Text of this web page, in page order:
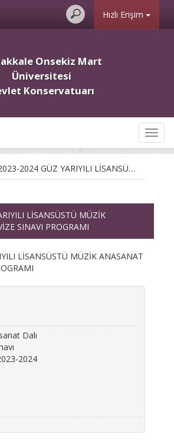
Hızlı Erişim
Onsekiz Mart
Üniversitesi
Konservatuarı
2023-2024 GÜZ YARIYILI LİSANSÜSTÜ MÜZİK ANASANAT DALI VİZE SINAVI PROGRAMI
LİSANSÜSTÜ MÜZİK
SINAVI PROGRAMI
LİSANSÜSTÜ MÜZİK ANASANAT
Dalı
2024